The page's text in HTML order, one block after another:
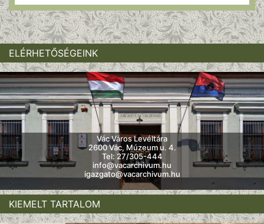
ELÉRHETŐSÉGEINK
Vác Város Levéltára
2600 Vác, Múzeum u. 4.
Tel: 27/305-444
info@vacarchivum.hu
igazgato@vacarchivum.hu
KIEMELT TARTALOM